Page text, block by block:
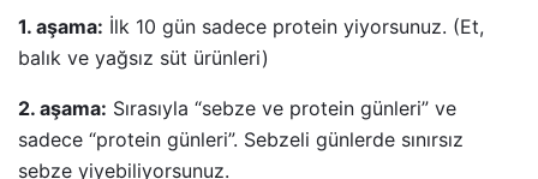
1. aşama: İlk 10 gün sadece protein yiyorsunuz. (Et,
balık ve yağsız süt ürünleri)
2. aşama: Sırasıyla “sebze ve protein günleri” ve
sadece “protein günleri”. Sebzeli günlerde sınırsız
sebze yiyebiliyorsunuz.